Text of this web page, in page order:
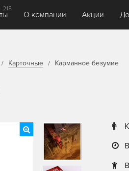
218
О компании Акции
Карточные Карманное безумие